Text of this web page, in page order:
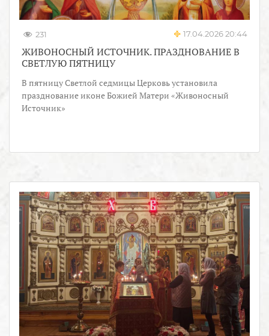
231 17.04.2026 20:44
ЖИВОНОСНЫЙ ИСТОЧНИК. ПРАЗДНОВАНИЕ В
СВЕТЛУЮ ПЯТНИЦУ
В пятницу Светлой седмицы Церковь установила
празднование иконе Божией Матери «Живоносный
Источник»